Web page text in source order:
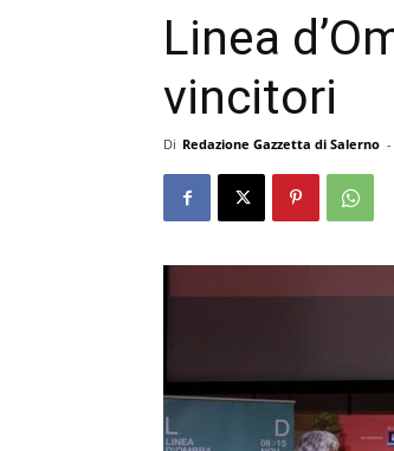
Linea
vincitori
Di Redazione Gazzetta di Salerno -